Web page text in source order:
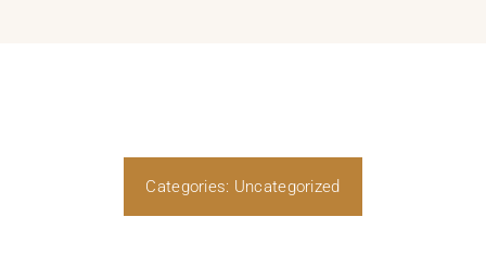
Categories: Uncategorized